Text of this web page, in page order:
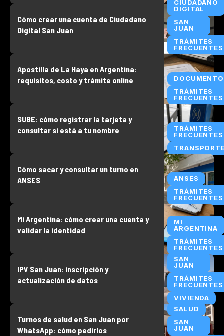
CIUDADANO
DIGITAL
SAN
JUAN
TRÁMITES
FRECUENTES
Cómo crear una cuenta de Ciudadano
Digital San Juan
TRÁMITES
FRECUENTES
Apostilla de La Haya en Argentina:
requisitos, costo y trámite online
TRÁMITES
FRECUENTES
SUBE: cómo registrar la tarjeta y
consultar si está a tu nombre
ANSES
TRÁMITES
FRECUENTES
Cómo sacar y consultar un turno en
ANSES
MI
ARGENTINA
TRÁMITES
FRECUENTES
Mi Argentina: cómo crear una cuenta y
validar la identidad
SAN
JUAN
TRÁMITES
FRECUENTES
VIVIENDA
IPV San Juan: inscripción y
actualización de datos
SALUD
SAN
JUAN
Turnos de salud en San Juan por
WhatsApp: cómo pedirlos